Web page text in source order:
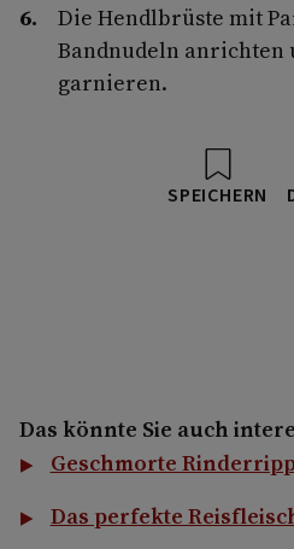
Die Hendlbrüste mit
Bandnudeln anrichten
garnieren.
SPEICHERN
Das könnte Sie auch
Geschmorte
Das perfekte